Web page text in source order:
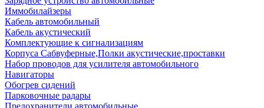
Иммобилайзеры
Кабель автомобильный
Кабель акустический
Комплектующие к сигнализациям
Корпуса Сабвуферные,Полки акустические,проставки
Набор проводов для усилителя автомобильного
Навигаторы
Обогрев сидений
Парковочные радары
Предохранители автомобильные